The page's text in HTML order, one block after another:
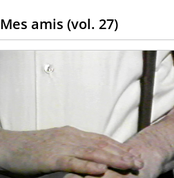
Mes amis (vol. 27)